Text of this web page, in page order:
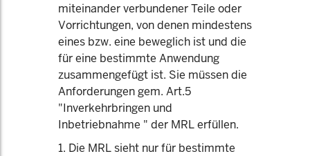
miteinander verbundener Teile oder
Vorrichtungen, von denen mindestens
eines bzw. eine beweglich ist und die
für eine bestimmte Anwendung
zusammengefügt ist. Sie müssen die
Anforderungen gem. Art.5
"Inverkehrbringen und
Inbetriebnahme " der MRL erfüllen.
1. Die MRL sieht nur für bestimmte